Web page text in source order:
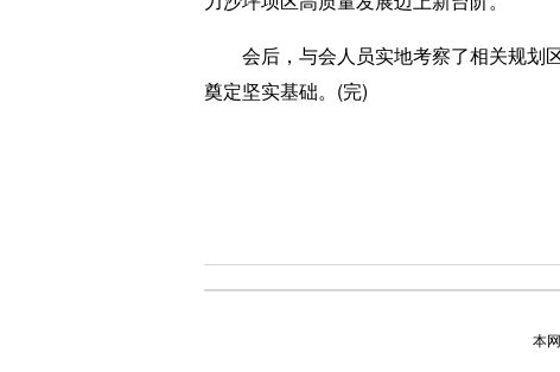
会后，与会人员实地考察了相关规划区
奠定坚实基础。(完)
本